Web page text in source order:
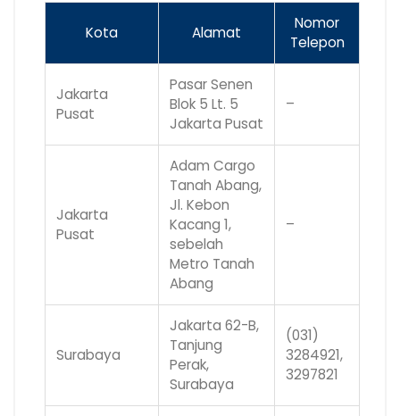
Kota Alamat
Nomor
Telepon
Jakarta
Pusat
Pasar Senen
Blok 5 Lt. 5
Jakarta Pusat
–
Jakarta
Pusat
Adam Cargo
Tanah Abang,
Jl. Kebon
Kacang 1,
sebelah
Metro Tanah
Abang
–
Surabaya
Jakarta 62-B,
Tanjung
Perak,
Surabaya
(031)
3284921,
3297821